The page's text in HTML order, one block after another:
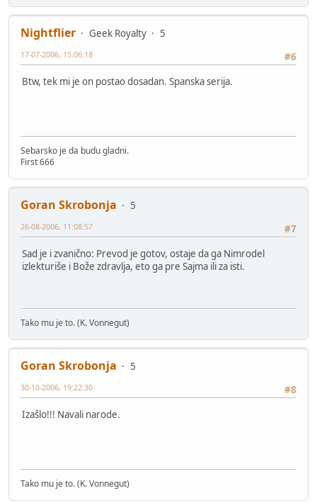
Nightflier Geek Royalty
5
#6
17-07-2006, 15:06:18
Btw, tek mi je on postao dosadan. Spanska serija.
Sebarsko je da budu gladni.
First 666
Goran Skrobonja
5
#7
26-08-2006, 11:08:57
Sad je i zvanično: Prevod je gotov, ostaje da ga Nimrodel
izlekturiše i Bože zdravlja, eto ga pre Sajma ili za isti.
Tako mu je to. (K. Vonnegut)
Goran Skrobonja
5
#8
30-10-2006, 19:22:30
Izašlo!!! Navali narode.
Tako mu je to. (K. Vonnegut)